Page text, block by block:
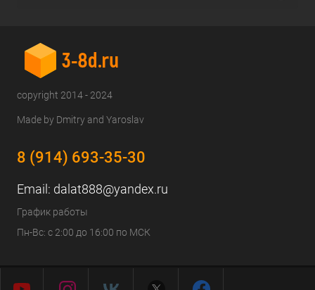
copyright 2014 - 2024
Made by Dmitry and Yaroslav
8 (914) 693-35-30
Email: dalat888@yandex.ru
График работы
Пн-Вс: с 2:00 до 16:00 по МСК